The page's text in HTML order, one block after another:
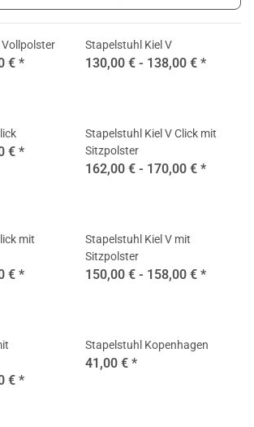
€ *
Stapelstuhl Kiel V
130,00 € - 138,00 € *
€ *
Stapelstuhl Kiel V Click mit
Sitzpolster
162,00 € - 170,00 € *
mit
€ *
Stapelstuhl Kiel V mit
Sitzpolster
150,00 € - 158,00 € *
€ *
Stapelstuhl Kopenhagen
41,00 € *